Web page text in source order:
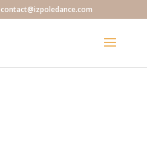
contact@izpoledance.com